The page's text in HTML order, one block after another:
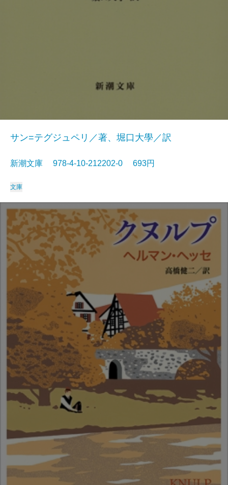
サン=テグジュペリ／著、堀口大學／訳
新潮文庫 978-4-10-212202-0 693円
文庫